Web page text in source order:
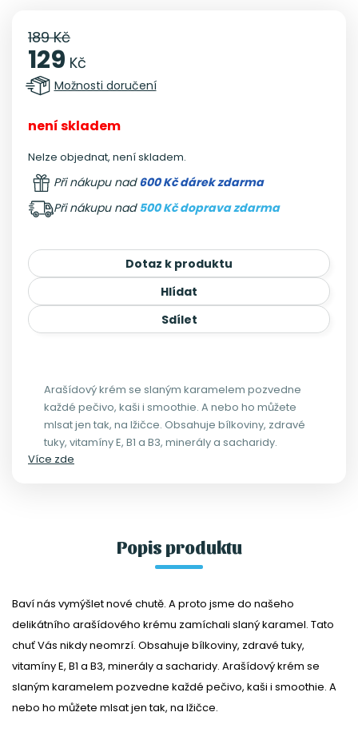
189 Kč
129 Kč
Možnosti doručení
není skladem
Nelze objednat, není skladem.
Při nákupu nad600 Kč dárek zdarma
Při nákupu nad 500 Kč doprava zdarma
Dotaz k produktu
Hlídat
Sdílet
Arašídový krém se slaným karamelem pozvedne
každé pečivo, kaši i smoothie. A nebo ho můžete
mlsat jen tak, na lžičce. Obsahuje bílkoviny, zdravé
tuky, vitamíny E, B1 a B3, minerály a sacharidy.
Více zde
Popis produktu
Baví nás vymýšlet nové chutě. A proto jsme do našeho
delikátního arašídového krému zamíchali slaný karamel. Tato
chuť Vás nikdy neomrzí. Obsahuje bílkoviny, zdravé tuky,
vitamíny E, B1 a B3, minerály a sacharidy. Arašídový krém se
slaným karamelem pozvedne každé pečivo, kaši i smoothie. A
nebo ho můžete mlsat jen tak, na lžičce.